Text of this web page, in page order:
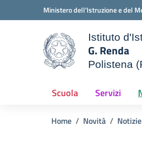
Vai ai contenuti
Vai al menu di navigazioneMinistero dell'Istruzione e del
della scuola
Istituto
G. Renda
Polistena
Scuola Servizi
Home Novità Notizie